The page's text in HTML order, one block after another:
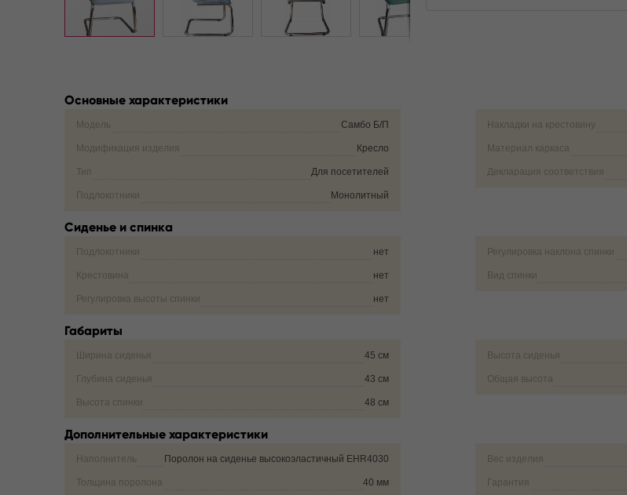
Основные характеристики
Модель Самбо Б/П
Модификация изделия Кресло
Тип Для посетителей
Подлокотники Монолитный
Накладки на крестовину
Материал каркаса
Декларация соответствия
Сиденье и спинка
Подлокотники нет
Крестовина нет
Регулировка высоты спинки нет
Регулировка наклона спинки
Вид спинки
Габариты
Ширина сиденья 45 см
Глубина сиденья 43 см
Высота спинки 48 см
Высота сиденья
Общая высота
Дополнительные характеристики
Наполнитель Поролон на сиденье высокоэластичный EHR4030
Толщина поролона 40 мм
Вес изделия
Гарантия